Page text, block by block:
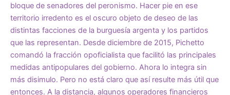
bloque de senadores del peronismo. Hacer pie en ese
territorio irredento es el oscuro objeto de deseo de las
distintas facciones de la burguesía argenta y los partidos
que las representan. Desde diciembre de 2015, Pichetto
comandó la fracción opoficialista que facilitó las principales
medidas antipopulares del gobierno. Ahora lo integra sin
más disimulo. Pero no está claro que así resulte más útil que
entonces. A la distancia, algunos operadores financieros